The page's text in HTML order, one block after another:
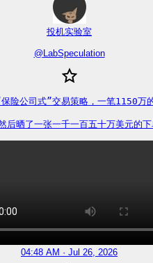
投机实验室
@ LabSpeculation
司式”交易策略，一笔1150万的
然后晒了一张一千一百五十万美
04:48 AM · Jul 26, 2026